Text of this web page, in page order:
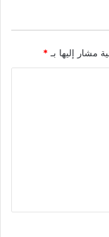
مشار إليها بـ *